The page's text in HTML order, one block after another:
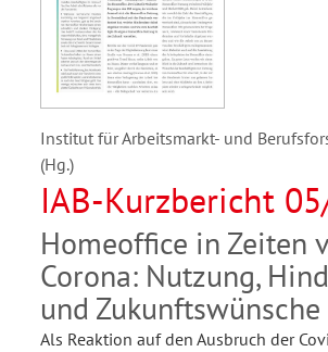
Institut für Arbeitsmarkt- und
(Hg.)
IAB-Kurzbericht
Homeoffice in Zeiten
Corona: Nutzung,
und Zukunftswünsche
Als Reaktion auf den Ausbruch der